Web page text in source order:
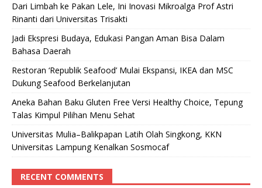
Dari Limbah ke Pakan Lele, Ini Inovasi Mikroalga Prof Astri
Rinanti dari Universitas Trisakti
Jadi Ekspresi Budaya, Edukasi Pangan Aman Bisa Dalam
Bahasa Daerah
Restoran ‘Republik Seafood’ Mulai Ekspansi, IKEA dan MSC
Dukung Seafood Berkelanjutan
Aneka Bahan Baku Gluten Free Versi Healthy Choice, Tepung
Talas Kimpul Pilihan Menu Sehat
Universitas Mulia–Balikpapan Latih Olah Singkong, KKN
Universitas Lampung Kenalkan Sosmocaf
RECENT COMMENTS